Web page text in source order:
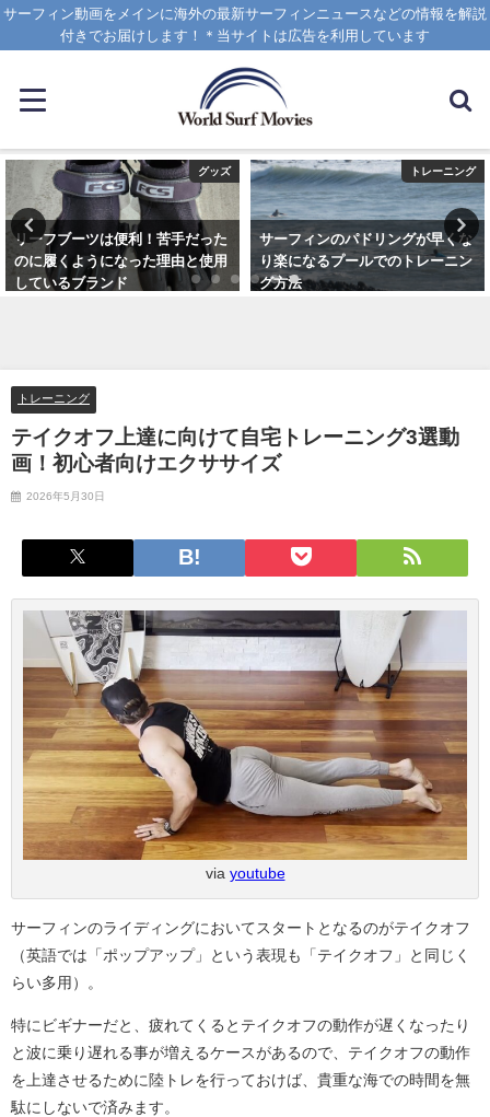
サーフィン動画をメインに海外の最新サーフィンニュースなどの情報を解説
付きでお届けします！＊当サイトは広告を利用しています
グッズ
リーフブーツは便利！苦手だった
のに履くようになった理由と使用
しているブランド
トレーニング
サーフィンのパドリングが早くな
り楽になるプールでのトレーニン
グ方法
トレーニング
テイクオフ上達に向けて自宅トレーニング3選動
画！初心者向けエクササイズ
2026年5月30日
via youtube
サーフィンのライディングにおいてスタートとなるのがテイクオフ
（英語では「ポップアップ」という表現も「テイクオフ」と同じく
らい多用）。
特にビギナーだと、疲れてくるとテイクオフの動作が遅くなったり
と波に乗り遅れる事が増えるケースがあるので、テイクオフの動作
を上達させるために陸トレを行っておけば、貴重な海での時間を無
駄にしないで済みます。